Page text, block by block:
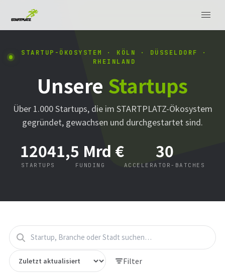
STARTUP-ÖKOSYSTEM · KÖLN · DÜSSELDORF ·
RHEINLAND
Unsere Startups
Über 1.000 Startups, die im STARTPLATZ-Ökosystem
gegründet, gewachsen und durchgestartet sind.
1204
STARTUPS
1,5 Mrd €
FUNDING
30
ACCELERATOR-BATCHES
Filter